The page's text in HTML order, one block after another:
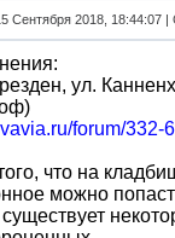
Сентября 2018, 18:44:07
ул.
forum/332-
что на
можно